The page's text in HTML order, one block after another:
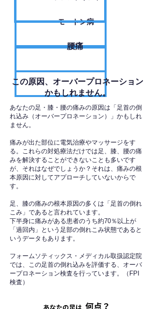
モートン病
腰痛
​この原因、オーバープロネーション
かもしれません。
あなたの足・膝・腰の痛みの原因は「足首の倒
れ込み（オーバープロネーション）」かもしれ
ません。
痛みが出た部位に電気治療やマッサージをす
る。これらの対処療法だけでは足、膝、腰の痛
みを解決することができないことも多いです
が、それはなぜでしょうか？それは、痛みの根
本原因に対してアプローチしていないからで
す。
足、膝の痛みの根本原因の多くは「足首の倒れ
こみ」であると言われています。
下半身に痛みがある患者のうち約70％以上が
「過回内」という足部の倒れこみ状態であると
いうデータもあります。
フォームソティックス・メディカル取扱認定院
では、この足首の倒れ込みを評価する、オーバ
ープロネーション検査を行っています。（FPI
検査）​